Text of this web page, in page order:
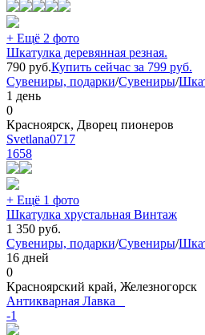
+ Ещё 2 фото
Шкатулка деревянная резная.
790 руб.Купить сейчас за 799 руб.
Сувениры, подарки/Сувениры/
1 день
0
Красноярск, Дворец пионеров
Svetlana0717
1658
+ Ещё 1 фото
Шкатулка хрустальная Винтаж
1 350 руб.
Сувениры, подарки/Сувениры/
16 дней
0
Красноярский край, Железногорск
Антикварная Лавка _
-1